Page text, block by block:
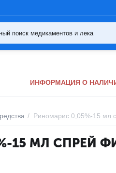
ИНФОРМАЦИЯ О
/ Риномарис 0,05%-15
15 МЛ СПРЕЙ